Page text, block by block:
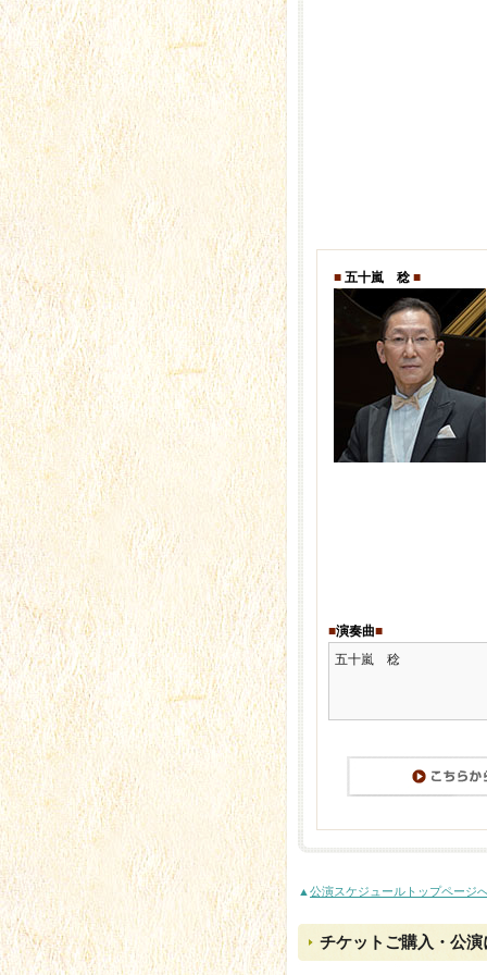
■ 五十嵐 稔 ■
■演奏曲■
五十嵐 稔
▲ 公演スケジュールトップページ
チケットご購入・公